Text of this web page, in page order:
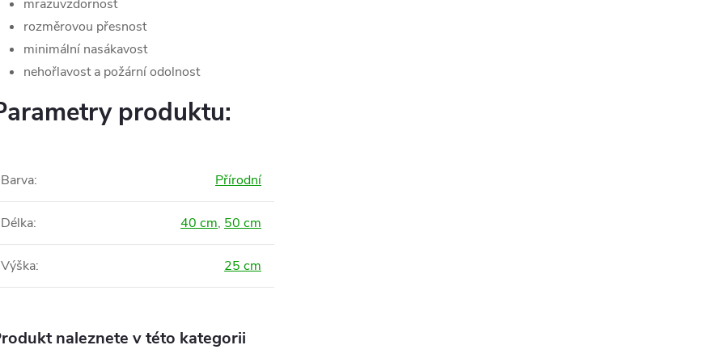
mrazuvzdornost
rozměrovou přesnost
minimální nasákavost
nehořlavost a požární odolnost
produktu:
Barva: Přírodní
Délka: 40 cm, 50 cm
Výška: 25 cm
naleznete v této kategorii